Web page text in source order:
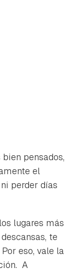
pensados,
el
perder días
lugares más
te
eso, vale la
A